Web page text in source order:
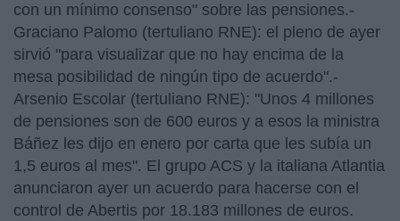
con un mínimo consenso" sobre las pensiones.-
Graciano Palomo (tertuliano RNE): el pleno de ayer
sirvió "para visualizar que no hay encima de la
mesa posibilidad de ningún tipo de acuerdo".-
Arsenio Escolar (tertuliano RNE): "Unos 4 millones
de pensiones son de 600 euros y a esos la ministra
Báñez les dijo en enero por carta que les subía un
1,5 euros al mes". El grupo ACS y la italiana Atlantia
anunciaron ayer un acuerdo para hacerse con el
control de Abertis por 18.183 millones de euros.